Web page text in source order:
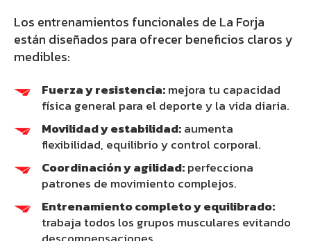
Los entrenamientos funcionales de La Forja
están diseñados para ofrecer beneficios claros y
medibles:
Fuerza y resistencia:mejora tu capacidad
física general para el deporte y la vida diaria.
Movilidad y estabilidad:aumenta
flexibilidad, equilibrio y control corporal.
Coordinación y agilidad:perfecciona
patrones de movimiento complejos.
Entrenamiento completo y equilibrado:
trabaja todos los grupos musculares evitando